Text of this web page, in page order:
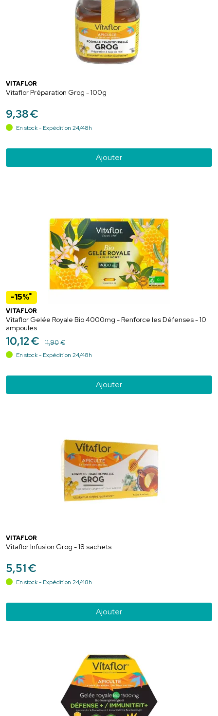
VITAFLOR
Vitaflor Préparation Grog - 100g
9,38€
En stock - Expédition 24/48h
Ajouter
-15%*
VITAFLOR
Vitaflor Gelée Royale Bio 4000mg - Renforce les Défenses - 10
ampoules
10,12€ 11,90€
En stock - Expédition 24/48h
Ajouter
VITAFLOR
Vitaflor Infusion Grog - 18 sachets
5,51€
En stock - Expédition 24/48h
Ajouter